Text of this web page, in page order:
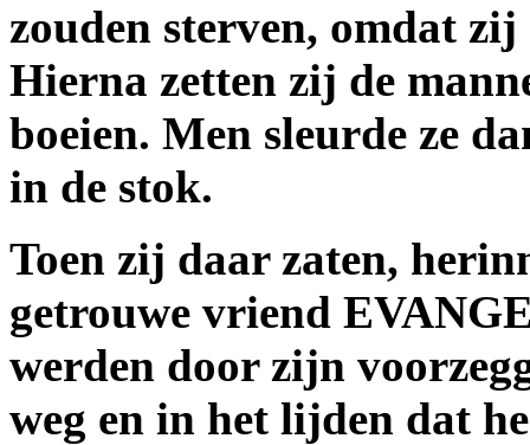
zouden sterven, omdat
Hierna zetten zij de
boeien. Men sleurde ze
in de stok.
Toen zij daar zaten,
getrouwe vriend
werden door zijn
weg en in het lijden dat